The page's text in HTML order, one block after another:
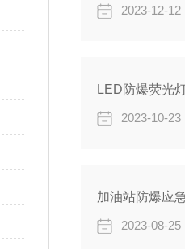
2023-12-12
LED防爆荧光
2023-10-23
加油站防爆应
2023-08-25